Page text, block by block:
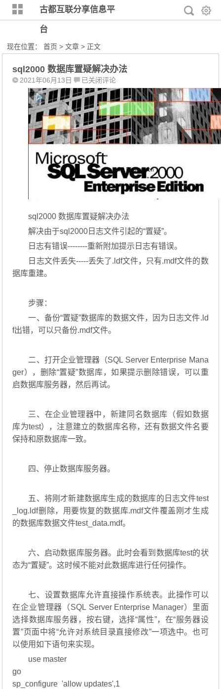
古都互联分享信息平
台
现在位置：首页 >文章 > 正文
sql2000 数据库置疑解决办法
2021年06月13日
sql2000
数
据
库
置
疑
解
决
办
法
已关闭评论
sql2000 数据库置疑解决办法
解决由于sql2000日志文件引起的“置疑”。
日志有错误--------重新附加提示日志有错误。
日志文件丢失-----丢失了.ldf文件，只有.mdf文件的数
据库重建。
步骤：
一、备份“置疑”数据库的数据文件，因为日志文件.ld
f出错，可以只备份.mdf文件。
二、打开企业管理器（SQL Server Enterprise Mana
ger），删除“置疑”数据库，如果提示删除错误，可以重
启数据库服务器，然后再试。
三、在企业管理器中，新建同名数据库（假如数据
库为test），注意建立的数据库名称，还有数据文件名要
保持和原数据库一致。
四、停止数据库服务器。
五、将刚才新建数据库生成的数据库的日志文件test
_log.ldf删除，用要恢复的数据库.mdf文件覆盖刚才生成
的数据库数据文件test_data.mdf。
六、启动数据库服务器。此时会看到数据库test的状
态为“置疑”。这时候不能对此数据库进行任何操作。
七、设置数据库允许直接操作系统表。此操作可以
在企业管理器（SQL Server Enterprise Manager）里面
选择数据库服务器，按右键，选择“属性”，在“服务器设
置”页面中将“允许对系统目录直接修改”一项选中。也可
以使用如下语句来实现。
use master
go
sp_configure 'allow updates',1